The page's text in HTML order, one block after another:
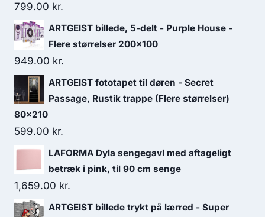
799.00 kr.
ARTGEIST billede, 5-delt - Purple House -
Flere størrelser 200x100
949.00 kr.
ARTGEIST fototapet til døren - Secret
Passage, Rustik trappe (Flere størrelser)
80x210
599.00 kr.
LAFORMA Dyla sengegavl med aftageligt
betræk i pink, til 90 cm senge
1,659.00 kr.
ARTGEIST billede trykt på lærred - Super